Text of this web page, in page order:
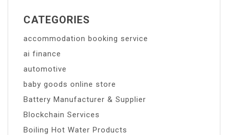
CATEGORIES
accommodation booking service
ai finance
automotive
baby goods online store
Battery Manufacturer & Supplier
Blockchain Services
Boiling Hot Water Products